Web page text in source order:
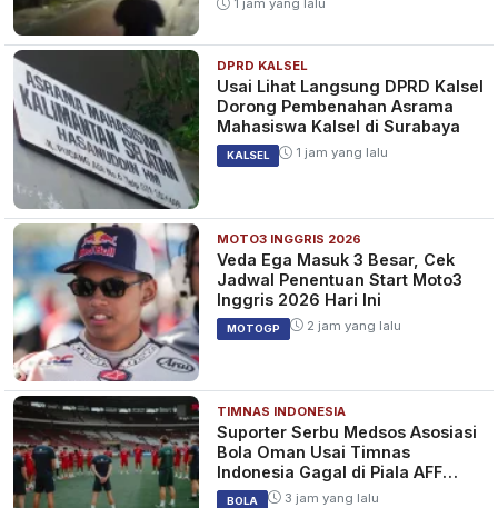
1 jam yang lalu
DPRD KALSEL
Usai Lihat Langsung DPRD Kalsel
Dorong Pembenahan Asrama
Mahasiswa Kalsel di Surabaya
KALSEL 1 jam yang lalu
MOTO3 INGGRIS 2026
Veda Ega Masuk 3 Besar, Cek
Jadwal Penentuan Start Moto3
Inggris 2026 Hari Ini
MOTOGP 2 jam yang lalu
TIMNAS INDONESIA
Suporter Serbu Medsos Asosiasi
Bola Oman Usai Timnas
Indonesia Gagal di Piala AFF
2026
BOLA 3 jam yang lalu